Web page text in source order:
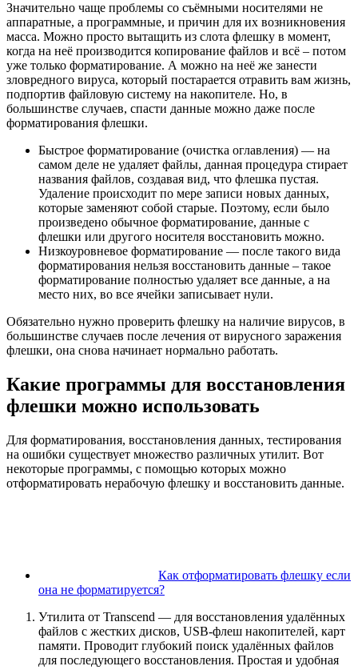
Значительно чаще проблемы со съёмными носителями не
аппаратные, а программные, и причин для их возникновения
масса. Можно просто вытащить из слота флешку в момент,
когда на неё производится копирование файлов и всё – потом
уже только форматирование. А можно на неё же занести
зловредного вируса, который постарается отравить вам жизнь,
подпортив файловую систему на накопителе. Но, в
большинстве случаев, спасти данные можно даже после
форматирования флешки.
Быстрое форматирование (очистка оглавления) — на
самом деле не удаляет файлы, данная процедура стирает
названия файлов, создавая вид, что флешка пустая.
Удаление происходит по мере записи новых данных,
которые заменяют собой старые. Поэтому, если было
произведено обычное форматирование, данные с
флешки или другого носителя восстановить можно.
Низкоуровневое форматирование — после такого вида
форматирования нельзя восстановить данные – такое
форматирование полностью удаляет все данные, а на
место них, во все ячейки записывает нули.
Обязательно нужно проверить флешку на наличие вирусов, в
большинстве случаев после лечения от вирусного заражения
флешки, она снова начинает нормально работать.
Какие программы для восстановления
флешки можно использовать
Для форматирования, восстановления данных, тестирования
на ошибки существует множество различных утилит. Вот
некоторые программы, с помощью которых можно
отформатировать нерабочую флешку и восстановить данные.
Как отформатировать флешку если
она не форматируется?
Утилита от Transcend — для восстановления удалённых
файлов с жестких дисков, USB-флеш накопителей, карт
памяти. Проводит глубокий поиск удалённых файлов
для последующего восстановления. Простая и удобная